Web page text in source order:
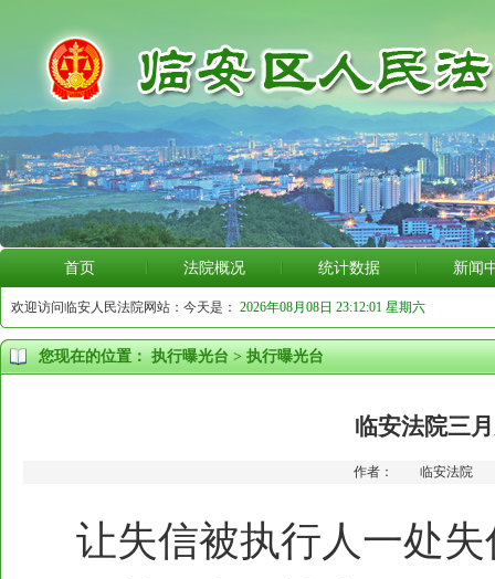
首页 法院概况 统计数据 新闻
欢迎访问临安人民法院网站：今天是： 2026年08月08日 23:12:02 星期六
您现在的位置：执行曝光台>执行曝光台
临安法院三
作者： 临安法院 更
让失信被执行人一处